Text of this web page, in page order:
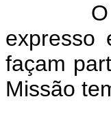
O
expresso
façam
Missão